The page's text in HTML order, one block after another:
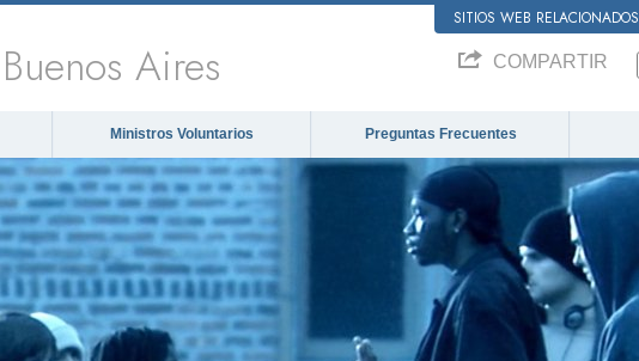
SITIOS WEB RELACIONADOS
Buenos Aires COMPARTIR
Ministros Voluntarios Preguntas Frecuentes